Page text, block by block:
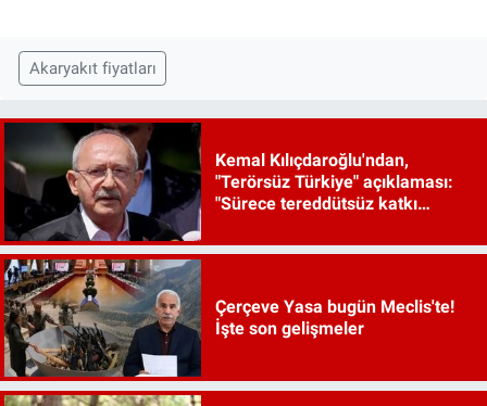
Akaryakıt fiyatları
Kemal Kılıçdaroğlu'ndan,
"Terörsüz Türkiye" açıklaması:
"Sürece tereddütsüz katkı
Çerçeve Yasa bugün Meclis'te!
İşte son gelişmeler